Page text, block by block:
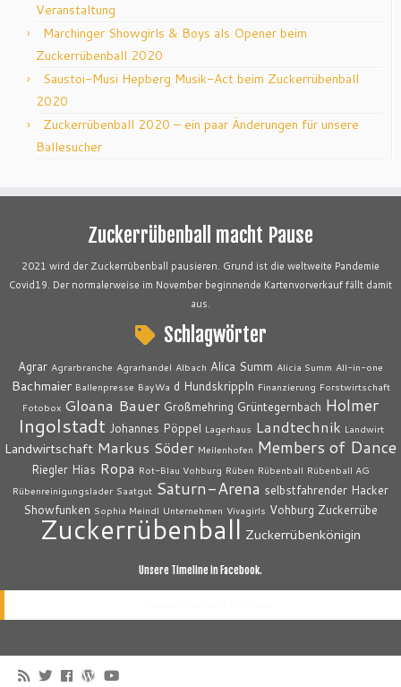
Veranstaltung
Marchinger Showgirls & Boys als Opener beim
Zuckerrübenball 2020
Saustoi-Musi Hepberg Musik-Act beim Zuckerrübenball
2020
Zuckerrübenball 2020 – ein paar Änderungen für unsere
Ballesucher
Zuckerrübenball macht Pause
2021 wird der Zuckerrübenball pausieren. Grund ist die weltweite Pandemie
Covid19. Der normalerweise im November beginnende Kartenvorverkauf fällt damit
aus.
Schlagwörter
Agrar Agrarbranche Agrarhandel Albach Alica Summ Alicia Summ All-in-one
Bachmaier Ballenpresse BayWa d Hundskrippln Finanzierung Forstwirtschaft
Fotobox Gloana Bauer Großmehring Grüntegernbach Holmer
Ingolstadt Johannes Pöppel Lagerhaus Landtechnik Landwirt
Landwirtschaft Markus Söder Meilenhofen Members of Dance
Riegler Hias Ropa Rot-Blau Vohburg Rüben Rübenball Rübenball AG
Rübenreinigungslader Saatgut Saturn-Arena selbstfahrender Hacker
Showfunken Sophia Meindl Unternehmen Vivagirls Vohburg Zuckerrübe
Zuckerrübenball Zuckerrübenkönigin
Unsere Timeline in Facebook.